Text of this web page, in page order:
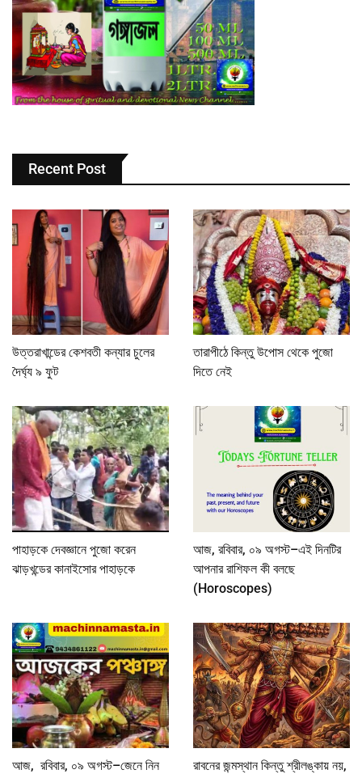
Recent Post
উত্তরাখান্ডের কেশবতী কন্যার চুলের
দৈর্ঘ্য ৯ ফুট
তারাপীঠে কিন্তু উপোস থেকে পুজো
দিতে নেই
পাহাড়কে দেবজ্ঞানে পুজো করেন
ঝাড়খন্ডের কানাইসোর পাহাড়কে
আজ, রবিবার, ০৯ অগস্ট–এই দিনটির
আপনার রাশিফল কী বলছে
(Horoscopes)
আজ, রবিবার, ০৯ অগস্ট–জেনে নিন
রাবনের জন্মস্থান কিন্তু শ্রীলঙ্কায় নয়,